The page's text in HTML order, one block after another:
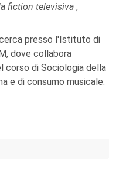
fiction televisiva ,
presso l'Istituto di
dove collabora
di Sociologia della
e di consumo musicale.